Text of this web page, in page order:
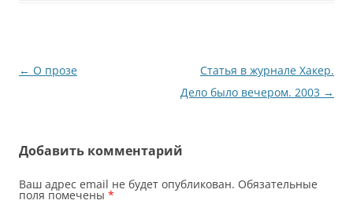
случилось…
Навигация
← О прозе
Статья в журнале Хакер.
Дело было вечером. 2003 →
Добавить комментарий
Ваш адрес email не будет опубликован. Обязательные
поля помечены *